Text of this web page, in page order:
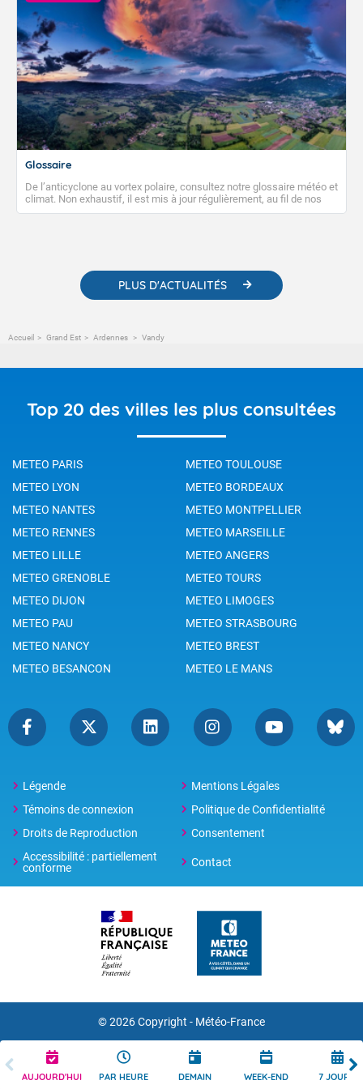
AUJOURD'HUI PAR HEURE DEMAIN WEEK-END 7 JOURS
Glossaire
De l’anticyclone au vortex polaire, consultez notre glossaire météo et
climat. Non exhaustif, il est mis à jour régulièrement, au fil de nos
publications. Vous y trouverez également des liens utiles vers nos
PLUS D'ACTUALITÉS
Accueil Grand Est Ardennes Vandy
Top 20 des villes les plus consultées
METEO PARIS
METEO TOULOUSE
METEO LYON
METEO BORDEAUX
METEO NANTES
METEO MONTPELLIER
METEO RENNES
METEO MARSEILLE
METEO LILLE
METEO ANGERS
METEO GRENOBLE
METEO TOURS
METEO DIJON
METEO LIMOGES
METEO PAU
METEO STRASBOURG
METEO NANCY
METEO BREST
METEO BESANCON
METEO LE MANS
Légende
Mentions Légales
Témoins de connexion
Politique de Confidentialité
Droits de Reproduction
Consentement
Accessibilité : partiellement
conforme
Contact
© 2026 Copyright - Météo-France